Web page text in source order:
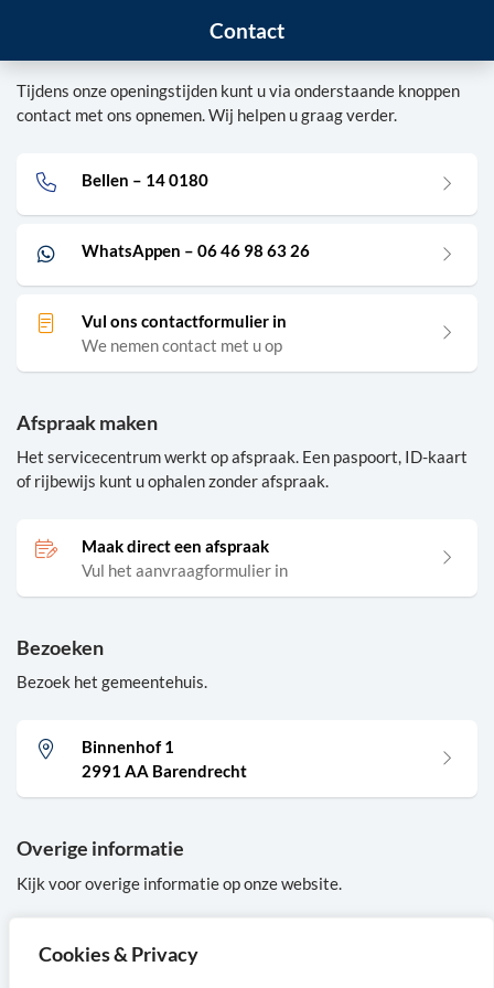
Cookies & Privacy
Contact
Tijdens onze openingstijden kunt u via onderstaande knoppen
contact met ons opnemen. Wij helpen u graag verder.
Bellen – 14 0180
WhatsAppen – 06 46 98 63 26
Vul ons contactformulier in
We nemen contact met u op
Afspraak maken
Het servicecentrum werkt op afspraak. Een paspoort, ID-kaart
of rijbewijs kunt u ophalen zonder afspraak.
Maak direct een afspraak
Vul het aanvraagformulier in
Bezoeken
Bezoek het gemeentehuis.
Binnenhof 1
2991 AA Barendrecht
Overige informatie
Kijk voor overige informatie op onze website.
www.barendrecht.nl